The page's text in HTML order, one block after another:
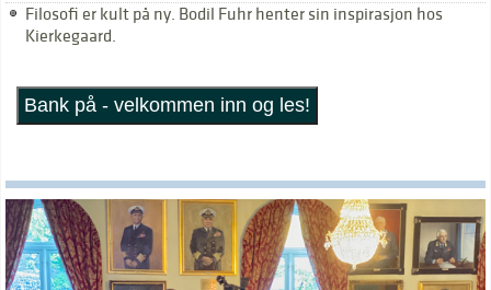
Filosofi er kult på ny. Bodil Fuhr henter sin inspirasjon hos
Kierkegaard.